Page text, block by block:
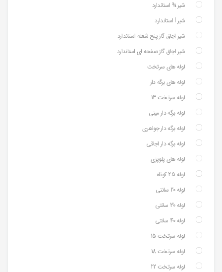
شیر ¾ استاندارد
شیر ⅼ استاندارد
شیر اجاق گاز پنج شعله استاندارد
شیر اجاق گاز صفحه ای استاندارد
لوله های سرتخت
لوله های برگه دار
لوله سرتخت 13
لوله برگه دار مینی
لوله برگه دار جواهری
لوله برگه دار اجاقی
لوله های پلوپزی
لوله 2.5 کوتاه
لوله 20 سانتی
لوله 30 سانتی
لوله 40 سانتی
لوله سرتخت 15
لوله سرتخت 18
لوله سرتخت 22